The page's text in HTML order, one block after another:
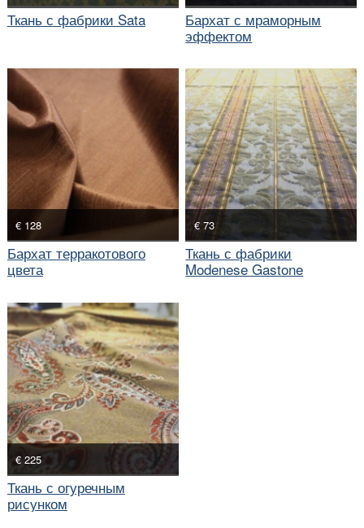
Ткань с фабрики Sata
Бархат с мраморным
эффектом
€ 128
Бархат терракотового
цвета
€ 73
Ткань с фабрики
Modenese Gastone
€ 225
Ткань с огуречным
рисунком